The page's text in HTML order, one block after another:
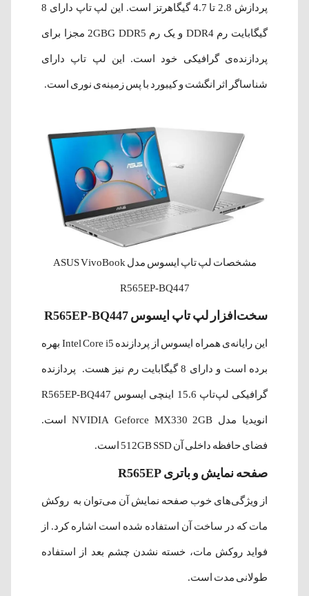
پردازش 2.8 تا 4.7 گیگاهرتز است. این لپ تاپ دارای 8
گیگا‌بایت رم DDR4 و یک رم 2GBG DDR5 مجزا برای
پردازنده‌ی گرافیکی خود است. این لپ تاپ دارای
شناساگر اثر انگشت و کیبورد با پس زمینه‌ی نوری است.
مشخصات لپ تاپ ایسوس مدل ASUS VivoBook
R565EP-BQ447
سخت‌افزار لپ‌ تاپ ایسوس R565EP-BQ447
این رایانه‌ی همراه ایسوس از پردازنده Intel Core i5 بهره
برده است و دارای 8 گیگابایت رم نیز هست. پردازنده
گرافیکی لپ‌تاپ 15.6 اینچی ایسوس R565EP-BQ447
انویدیا مدل NVIDIA Geforce MX330 2GB است.
فضای حافظه داخلی آن 512GB SSD است.
صفحه نمایش و باتری R565EP
از ویژگی‌های خوب صفحه نمایش آن می‌توان به روکش
مات که در ساخت آن استفاده شده است اشاره کرد. از
فواید روکش مات، خسته نشدن چشم بعد از استفاده
طولانی مدت است.